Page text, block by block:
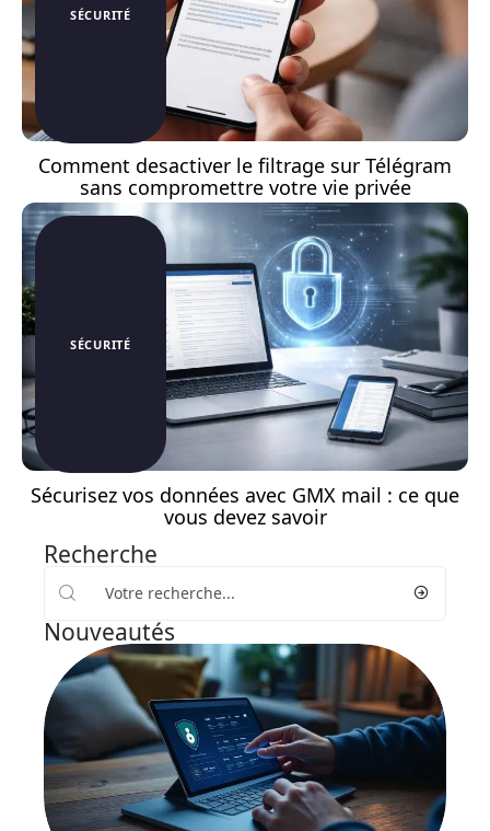
SÉCURITÉ
Comment desactiver le filtrage sur Télégram
sans compromettre votre vie privée
SÉCURITÉ
Sécurisez vos données avec GMX mail : ce que
vous devez savoir
Recherche
Nouveautés